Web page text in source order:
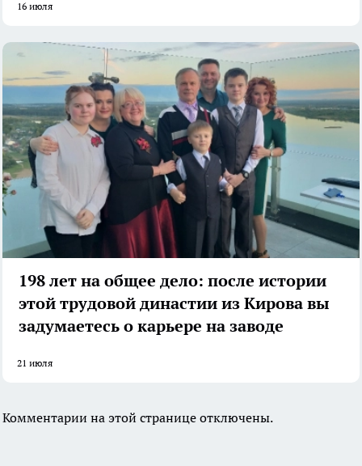
16 июля
198 лет на общее дело: после истории
этой трудовой династии из Кирова вы
задумаетесь о карьере на заводе
21 июля
Комментарии на этой странице отключены.